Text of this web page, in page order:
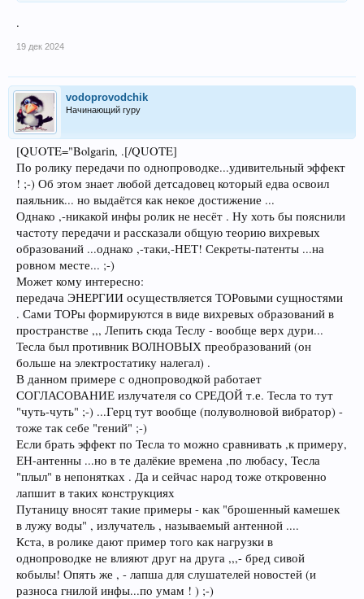
.
19 дек 2024
vodoprovodchik
Начинающий гуру
[QUOTE="Bolgarin, .[/QUOTE]
По ролику передачи по однопроводке...удивительный эффект
! ;-) Об этом знает любой детсадовец который едва освоил
паяльник... но выдаётся как некое достижение ...
Однако ,-никакой инфы ролик не несёт . Ну хоть бы пояснили
частоту передачи и рассказали общую теорию вихревых
образований ...однако ,-таки,-НЕТ! Секреты-патенты ...на
ровном месте... ;-)
Может кому интересно:
передача ЭНЕРГИИ осуществляется ТОРовыми сущностями
. Сами ТОРы формируются в виде вихревых образований в
пространстве ,,, Лепить сюда Теслу - вообще верх дури...
Тесла был противник ВОЛНОВЫХ преобразований (он
больше на электростатику налегал) .
В данном примере с однопроводкой работает
СОГЛАСОВАНИЕ излучателя со СРЕДОЙ т.е. Тесла то тут
"чуть-чуть" ;-) ...Герц тут вообще (полуволновой вибратор) -
тоже так себе "гений" ;-)
Если брать эффект по Тесла то можно сравнивать ,к примеру,
ЕН-антенны ...но в те далёкие времена ,по любасу, Тесла
"плыл" в непонятках . Да и сейчас народ тоже откровенно
лапшит в таких конструкциях
Путаницу вносят такие примеры - как "брошенный камешек
в лужу воды" , излучатель , называемый антенной ....
Кста, в ролике дают пример того как нагрузки в
однопроводке не влияют друг на друга ,,,- бред сивой
кобылы! Опять же , - лапша для слушателей новостей (и
разноса гнилой инфы...по умам ! ) ;-)